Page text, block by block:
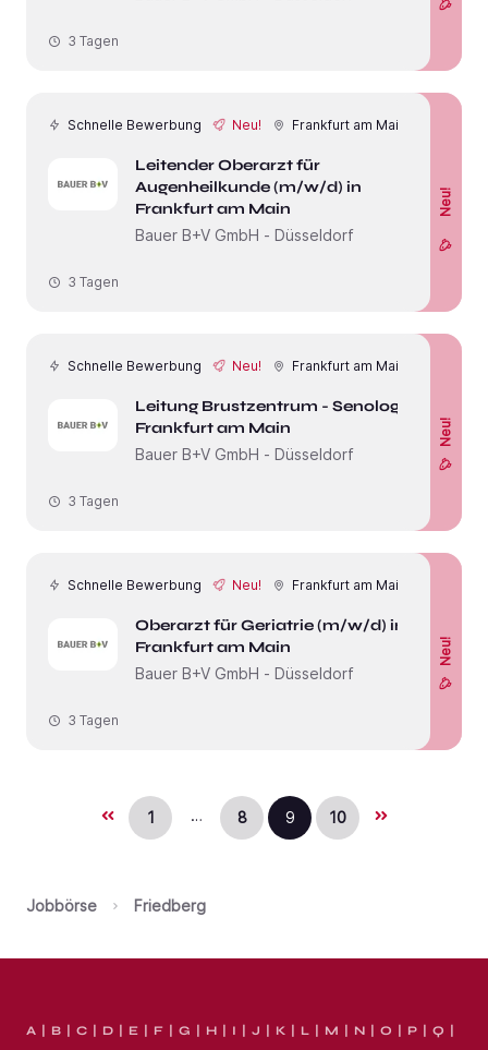
3 Tagen
Schnelle Bewerbung Neu! Frankfurt am Main
Leitender Oberarzt für
Augenheilkunde (m/w/d) in
Frankfurt am Main
Bauer B+V GmbH - Düsseldorf
Neu!
3 Tagen
Schnelle Bewerbung Neu! Frankfurt am Main
Leitung Brustzentrum - Senologie in
Frankfurt am Main
Bauer B+V GmbH - Düsseldorf
Neu!
3 Tagen
Schnelle Bewerbung Neu! Frankfurt am Main
Oberarzt für Geriatrie (m/w/d) in
Frankfurt am Main
Bauer B+V GmbH - Düsseldorf
Neu!
3 Tagen
1 … 8 9 10
Jobbörse Friedberg
A B C D E F G H I J K L M N O P Q